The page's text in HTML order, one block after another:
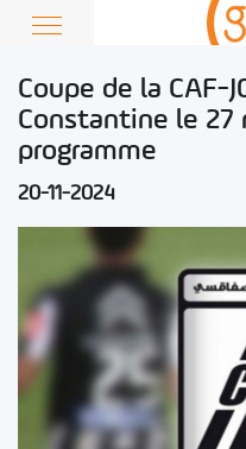
Coupe de la CAF-
Constantine le 27
programme
20-11-2024